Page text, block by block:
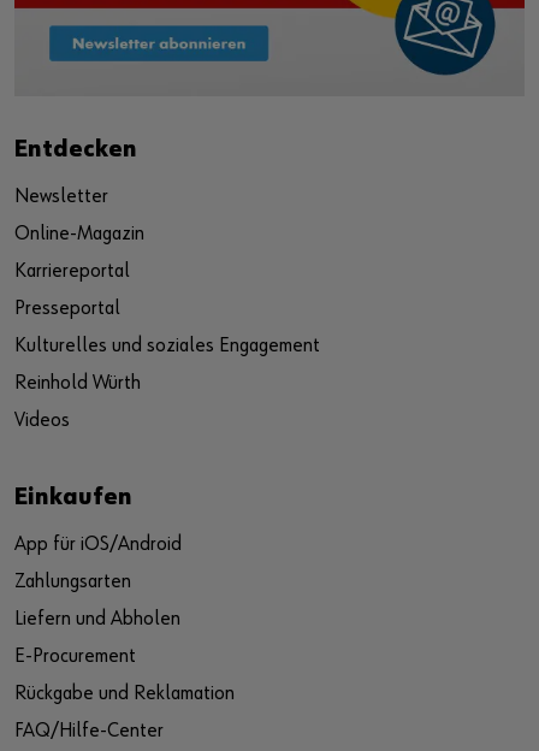
Entdecken
Newsletter
Online-Magazin
Karriereportal
Presseportal
Kulturelles und soziales Engagement
Reinhold Würth
Videos
Einkaufen
App für iOS/Android
Zahlungsarten
Liefern und Abholen
E-Procurement
Rückgabe und Reklamation
FAQ/Hilfe-Center